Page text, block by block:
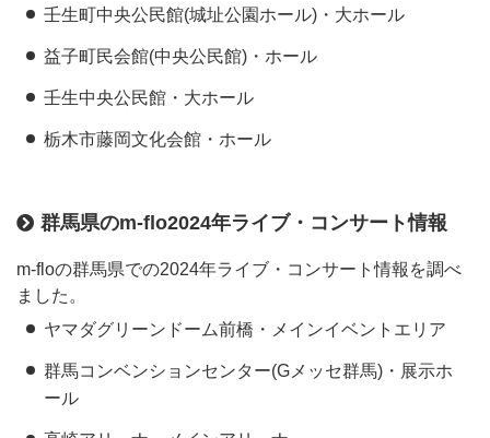
壬生町中央公民館(城址公園ホール)・大ホール
益子町民会館(中央公民館)・ホール
壬生中央公民館・大ホール
栃木市藤岡文化会館・ホール
群馬県のm-flo2024年ライブ・コンサート情報
m-floの群馬県での2024年ライブ・コンサート情報を調べ
ました。
ヤマダグリーンドーム前橋・メインイベントエリア
群馬コンベンションセンター(Gメッセ群馬)・展示ホ
ール